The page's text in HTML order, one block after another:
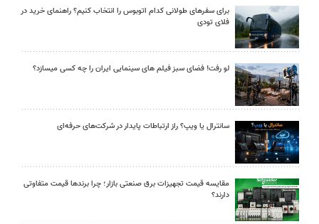
برای سفرهای طولانی کدام اتوبوس را انتخاب کنیم؟ راهنمای خرید در
فلای تودی
لو رفت! فضای سبز فیلم های سینمایی ایران را چه کسی میسازد؟
سانترال یا ویپ؟ راز ارتباطات پایدار در شرکت‌های حرفه‌ای
مقایسه قیمت تجهیزات برق صنعتی بازار؛ چرا برندها قیمت متفاوتی
دارند؟